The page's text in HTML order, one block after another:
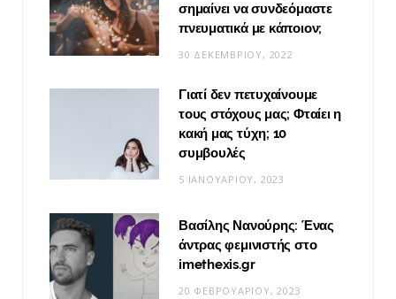
σημαίνει να συνδεόμαστε
πνευματικά με κάποιον;
30 ΔΕΚΕΜΒΡΊΟΥ, 2022
Γιατί δεν πετυχαίνουμε
τους στόχους μας; Φταίει η
κακή μας τύχη; 10
συμβουλές
5 ΙΑΝΟΥΑΡΊΟΥ, 2023
Βασίλης Νανούρης: Ένας
άντρας φεμινιστής στο
imethexis.gr
20 ΦΕΒΡΟΥΑΡΊΟΥ, 2023